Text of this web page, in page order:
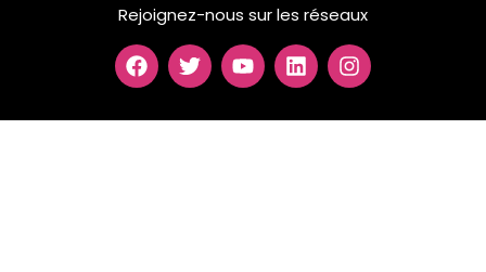
Rejoignez-nous sur les réseaux